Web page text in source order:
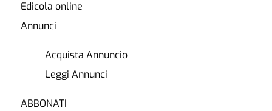
Edicola online
Annunci
Acquista Annuncio
Leggi Annunci
ABBONATI